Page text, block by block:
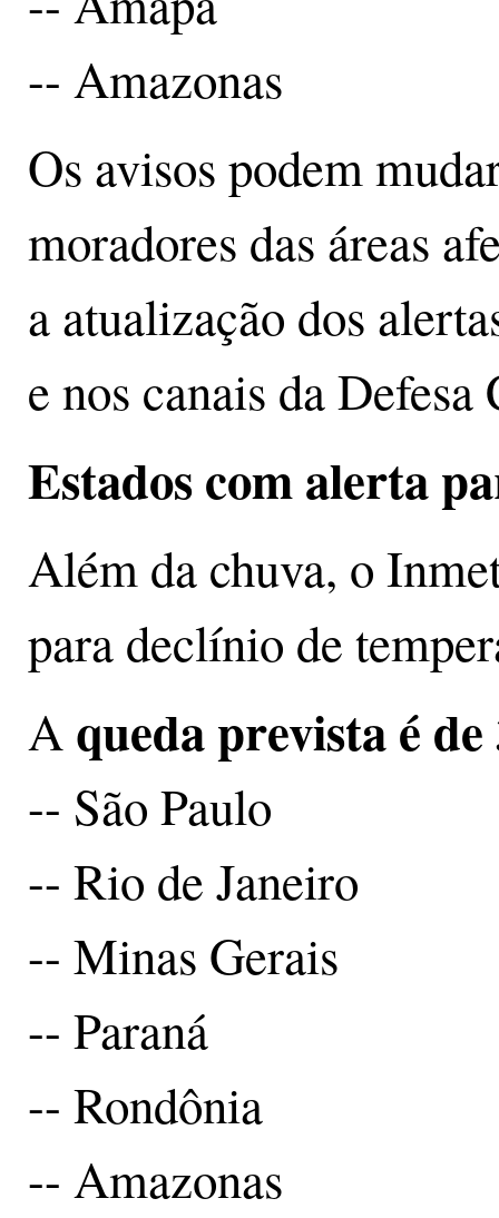
-- Amazonas
Os avisos podem
moradores das áreas
a atualização dos
e nos canais da
Estados com alerta
Além da chuva, o
para declínio de
A queda prevista é
-- São Paulo
-- Rio de Janeiro
-- Minas Gerais
-- Paraná
-- Rondônia
-- Amazonas